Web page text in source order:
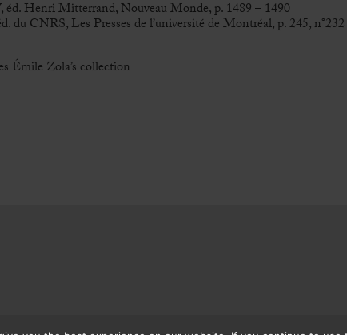
éd. Henri Mitterrand, Nouveau Monde, p. 1489 – 1490
du CNRS, Les Presses de l’université de Montréal, p. 245, n°232
Émile Zola’s collection